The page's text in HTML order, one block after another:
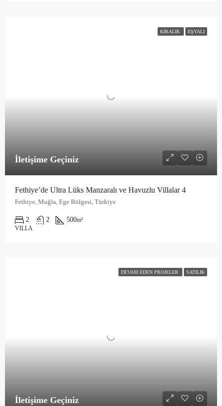
KIRALIK EŞYALI
İletişime Geçiniz
Fethiye’de Ultra Lüks Manzaralı ve Havuzlu Villalar 4
Fethiye, Muğla, Ege Bölgesi, Türkiye
2 2 500m²
VILLA
DEVAM EDEN PROJELER SATILIK
İletişime Geçiniz